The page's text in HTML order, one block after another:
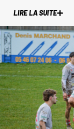
LIRE LA SUITE